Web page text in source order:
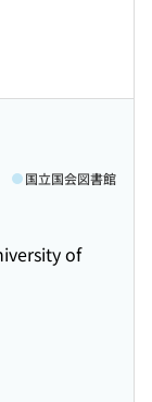
of
国立国会図書館